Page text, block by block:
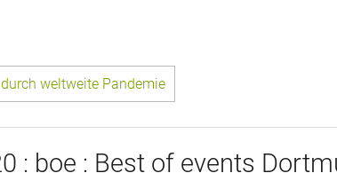
weltweite Pandemie
: boe : Best of events